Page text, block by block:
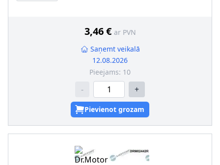
3,46 € ar PVN
Saņemt veikalā
12.08.2026
Pieejams: 10
- +
Pievienot grozam